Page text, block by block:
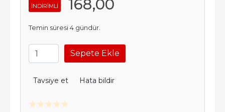
INDIRIMLI 168,00
Temin süresi 4 gündür.
Sepete Ekle
Tavsiye et Hata bildir